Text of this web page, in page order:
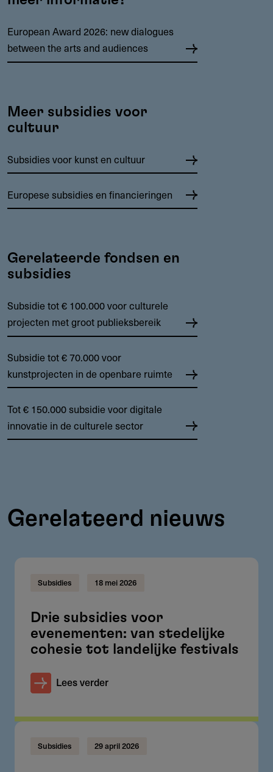
European Award 2026: new dialogues
between the arts and audiences
Meer subsidies voor
cultuur
Subsidies voor kunst en cultuur
Europese subsidies en financieringen
Gerelateerde fondsen en
subsidies
Subsidie tot € 100.000 voor culturele
projecten met groot publieksbereik
Subsidie tot € 70.000 voor
kunstprojecten in de openbare ruimte
Tot € 150.000 subsidie voor digitale
innovatie in de culturele sector
Gerelateerd nieuws
Subsidies 18 mei 2026
Drie subsidies voor
evenementen: van stedelijke
cohesie tot landelijke festivals
Lees verder
Subsidies 29 april 2026